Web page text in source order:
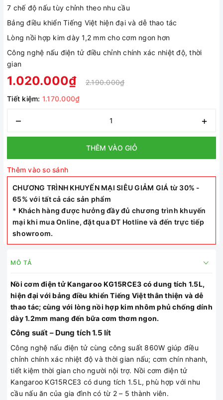
7 chế độ nấu tùy chỉnh theo nhu cầu
Bảng điều khiển Tiếng Việt hiện đại và dễ thao tác
Lòng nồi hợp kim dày 1,2 mm cho cơm ngon hơn
Công nghệ nấu điện tử điều chỉnh chính xác nhiệt độ, thời
gian
1.020.000₫
2.190.000₫
Tiết kiệm: 1.170.000₫
– +
THÊM VÀO GIỎ
Thêm vào so sánh
CHƯƠNG TRÌNH KHUYẾN MẠI SIÊU GIẢM GIÁ từ 30% -
65% với tất cả các sản phẩm
* Khách hàng được hưởng đầy đủ chương trình khuyến
mại khi mua Online, đặt qua ĐT Hotline và đến trực tiếp
showroom.
MÔ TẢ
Nồi cơm điện tử Kangaroo KG15RCE3 có dung tích 1.5L,
hiện đại với bảng điều khiển Tiếng Việt thân thiện và dễ
thao tác; cùng với lòng nồi hợp kim nhôm phủ chống dính
dày 1.2mm mang đến bữa cơm thơm ngon.
Công suất – Dung tích 1.5 lít
Công nghệ nấu điện tử cùng công suất 860W giúp điều
chỉnh chính xác nhiệt độ và thời gian nấu; cơm chín nhanh,
tiết kiệm thời gian cho người nội trợ. Nồi cơm điện tử
Kangaroo KG15RCE3 có dung tích 1.5L, phù hợp với nhu
cầu nấu ăn của gia đình có từ 2 – 5 thành viên.